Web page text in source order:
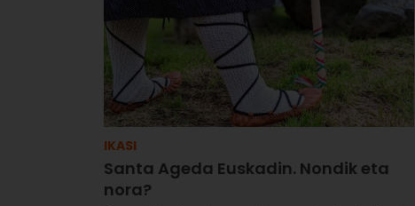
IKASI
Santa Ageda Euskadin. Nondik eta
nora?